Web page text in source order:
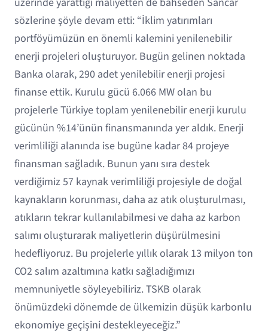
sözlerine şöyle devam etti: “İklim yatırımları
portföyümüzün en önemli kalemini yenilenebilir
enerji projeleri oluşturuyor. Bugün gelinen noktada
Banka olarak, 290 adet yenilebilir enerji projesi
finanse ettik. Kurulu gücü 6.066 MW olan bu
projelerle Türkiye toplam yenilenebilir enerji kurulu
gücünün %14’ünün finansmanında yer aldık. Enerji
verimliliği alanında ise bugüne kadar 84 projeye
finansman sağladık. Bunun yanı sıra destek
verdiğimiz 57 kaynak verimliliği projesiyle de doğal
kaynakların korunması, daha az atık oluşturulması,
atıkların tekrar kullanılabilmesi ve daha az karbon
salımı oluşturarak maliyetlerin düşürülmesini
hedefliyoruz. Bu projelerle yıllık olarak 13 milyon ton
CO2 salım azaltımına katkı sağladığımızı
memnuniyetle söyleyebiliriz. TSKB olarak
önümüzdeki dönemde de ülkemizin düşük karbonlu
ekonomiye geçişini destekleyeceğiz.”